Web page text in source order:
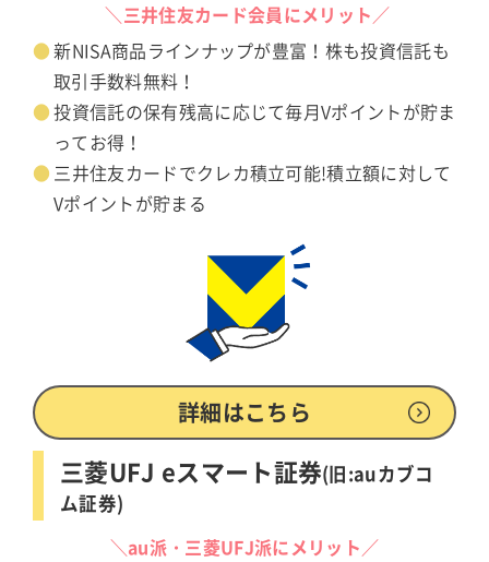
＼三井住友カード会員にメリット／
新NISA商品ラインナップが豊富！株も投資信託も
取引手数料無料！
投資信託の保有残高に応じて毎月Vポイントが貯ま
ってお得！
三井住友カードでクレカ積立可能!積立額に対して
Vポイントが貯まる
詳細はこちら
三菱UFJ eスマート証券(旧:auカブコ
ム証券)
＼au派・三菱UFJ派にメリット／